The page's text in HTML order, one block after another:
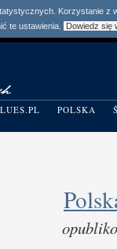
Korzystanie
te ustawienia.
Dowiedz się
POLSKA